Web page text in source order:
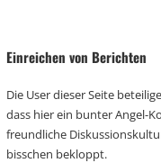
Einreichen von Berichten
Die User dieser Seite
dass hier ein bunter Angel-
freundliche
bisschen bekloppt.